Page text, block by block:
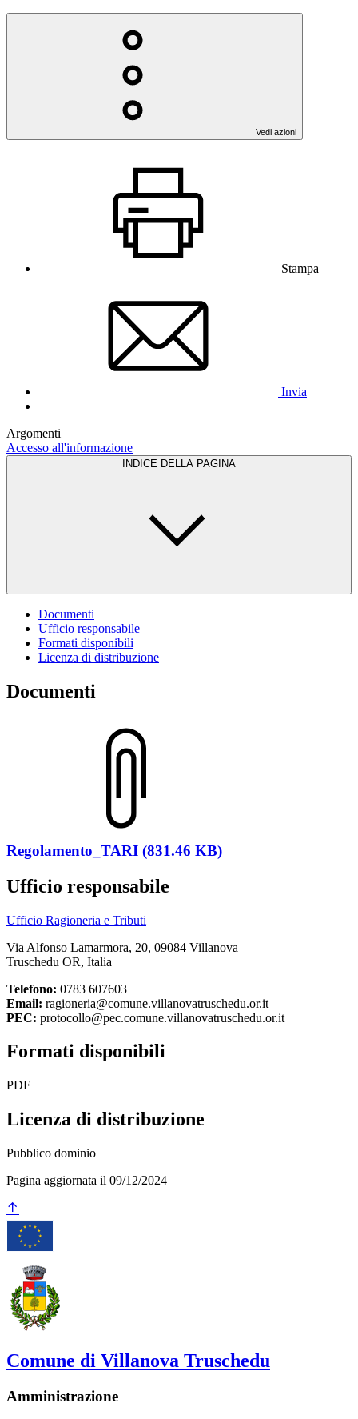
Vedi azioni
Stampa
Invia
Argomenti
Accesso all'informazione
INDICE DELLA PAGINA
Documenti
Ufficio responsabile
Formati disponibili
Licenza di distribuzione
Documenti
Regolamento_TARI (831.46 KB)
Ufficio responsabile
Ufficio Ragioneria e Tributi
Via Alfonso Lamarmora, 20, 09084 Villanova
Truschedu OR, Italia
Telefono: 0783 607603
Email: ragioneria@comune.villanovatruschedu.or.it
PEC: protocollo@pec.comune.villanovatruschedu.or.it
Formati disponibili
PDF
Licenza di distribuzione
Pubblico dominio
Pagina aggiornata il 09/12/2024
Comune di Villanova Truschedu
Amministrazione